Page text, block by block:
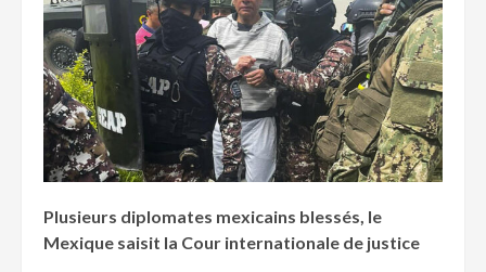
Plusieurs diplomates mexicains blessés, le
Mexique saisit la Cour internationale de justice